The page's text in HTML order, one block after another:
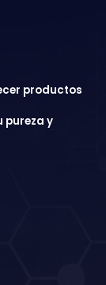
productos
y